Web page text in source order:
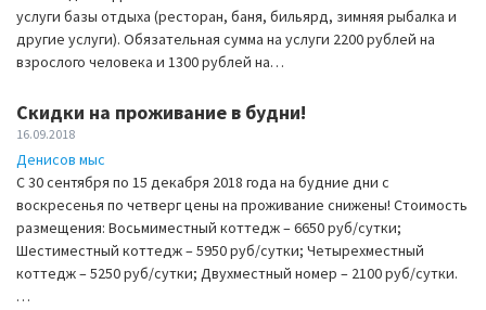
услуги базы отдыха (ресторан, баня, бильярд, зимняя рыбалка и
другие услуги). Обязательная сумма на услуги 2200 рублей на
взрослого человека и 1300 рублей на…
Скидки на проживание в будни!
16.09.2018
Денисов мыс
С 30 сентября по 15 декабря 2018 года на будние дни с
воскресенья по четверг цены на проживание снижены! Стоимость
размещения: Восьмиместный коттедж – 6650 руб/сутки;
Шестиместный коттедж – 5950 руб/сутки; Четырехместный
коттедж – 5250 руб/сутки; Двухместный номер – 2100 руб/сутки.
…